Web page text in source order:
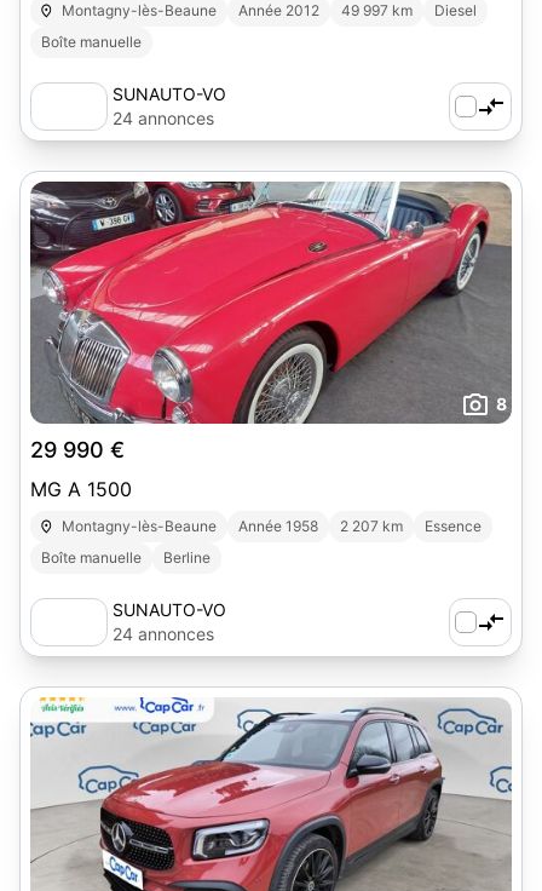
Montagny-lès-Beaune Année 2012 49 997 km
Diesel
Boîte manuelle
SUNAUTO-VO
24 annonces
8
29 990 €
MG A 1500
Montagny-lès-Beaune Année 1958 2 207 km
Essence
Boîte manuelle
Berline
SUNAUTO-VO
24 annonces